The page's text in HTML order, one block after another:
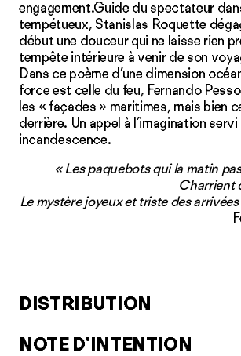
engagement.Guide du spectateur
tempétueux, Stanislas Roquette
début une douceur qui ne laisse rien
tempête intérieure à venir de son
Dans ce poème d’une dimension
force est celle du feu, Fernando
les « façades » maritimes, mais bien
derrière. Un appel à l’imagination
incandescence.
« Les paquebots qui la matin
Charrient
Le mystère joyeux et triste des
DISTRIBUTION
NOTE D'INTENTION